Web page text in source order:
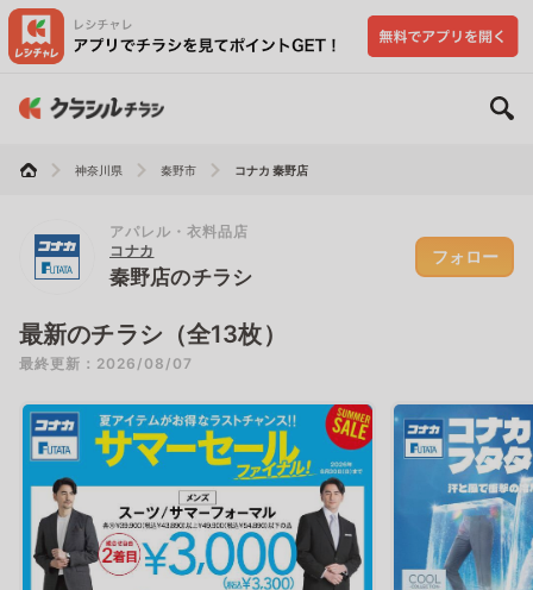
神奈川県 秦野市 コナカ 秦野店
アパレル・衣料品店
コナカ
秦野店のチラシ
フォロー
最新のチラシ（全13枚）
最終更新：2026/08/07